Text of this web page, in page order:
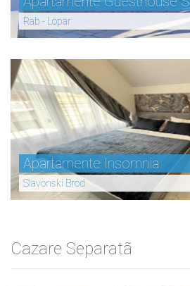
Rab - Lopar
Apartamente Insomnia
Slavonski Brod
Cazare Separatã